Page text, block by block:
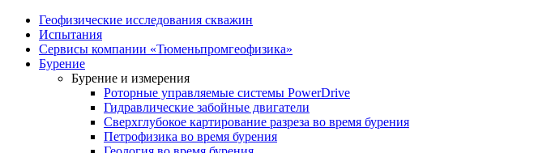
Геофизические исследования скважин
Испытания
Сервисы компании «Тюменьпромгеофизика»
Бурение
Бурение и измерения
Роторные управляемые системы PowerDrive
Гидравлические забойные двигатели
Сверхглубокое картирование разреза во время бурения
Петрофизика во время бурения